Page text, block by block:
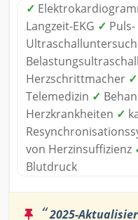
✓
Langzeit-EKG ✓
Herzschrittmacher ✓
Telemedizin ✓
Herzkrankheiten ✓
von Herzinsuffizienz
Blutdruck
“2025-